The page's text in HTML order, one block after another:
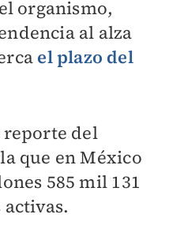
organismo,
al alza
el plazo del
reporte del
que en México
585 mil 131